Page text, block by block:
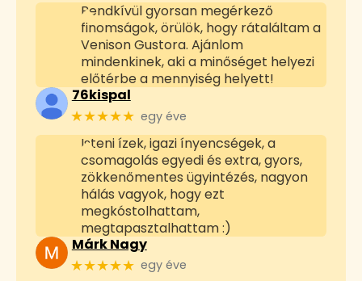
Rendkívül gyorsan megérkező
finomságok, örülök, hogy rátaláltam a
Venison Gustora. Ajánlom
mindenkinek, aki a minőséget helyezi
előtérbe a mennyiség helyett!
76kispal
★★★★★ egy éve
Isteni ízek, igazi ínyencségek, a
csomagolás egyedi és extra, gyors,
zökkenőmentes ügyintézés, nagyon
hálás vagyok, hogy ezt
megkóstolhattam,
megtapasztalhattam :)
Márk Nagy
★★★★★ egy éve